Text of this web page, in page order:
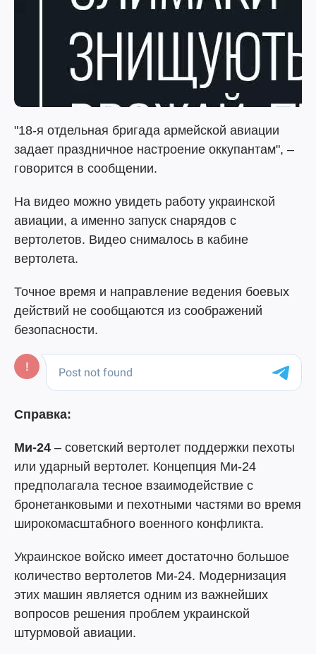
"18-я отдельная бригада армейской авиации
задает праздничное настроение оккупантам", –
говорится в сообщении.
На видео можно увидеть работу украинской
авиации, а именно запуск снарядов с
вертолетов. Видео снималось в кабине
вертолета.
Точное время и направление ведения боевых
действий не сообщаются из соображений
безопасности.
Справка:
Ми-24 – советский вертолет поддержки пехоты
или ударный вертолет. Концепция Ми-24
предполагала тесное взаимодействие с
бронетанковыми и пехотными частями во время
широкомасштабного военного конфликта.
Украинское войско имеет достаточно большое
количество вертолетов Ми-24. Модернизация
этих машин является одним из важнейших
вопросов решения проблем украинской
штурмовой авиации.